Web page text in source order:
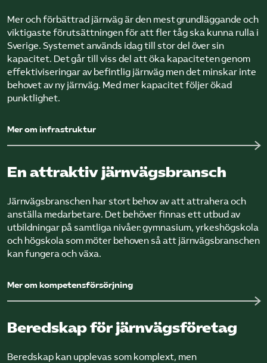
Mer och förbättrad järnväg är den mest grundläggande och
viktigaste förutsättningen för att fler tåg ska kunna rulla i
Sverige. Systemet används idag till stor del över sin
kapacitet. Det går till viss del att öka kapaciteten genom
effektiviseringar av befintlig järnväg men det minskar inte
behovet av ny järnväg. Med mer kapacitet följer ökad
punktlighet.
Mer om infrastruktur
En attraktiv järnvägsbransch
Järnvägsbranschen har stort behov av att attrahera och
anställa medarbetare. Det behöver finnas ett utbud av
utbildningar på samtliga nivåer: gymnasium, yrkeshögskola
och högskola som möter behoven så att järnvägsbranschen
kan fungera och växa.
Mer om kompetensförsörjning
Beredskap för järnvägsföretag
Beredskap kan upplevas som komplext, men